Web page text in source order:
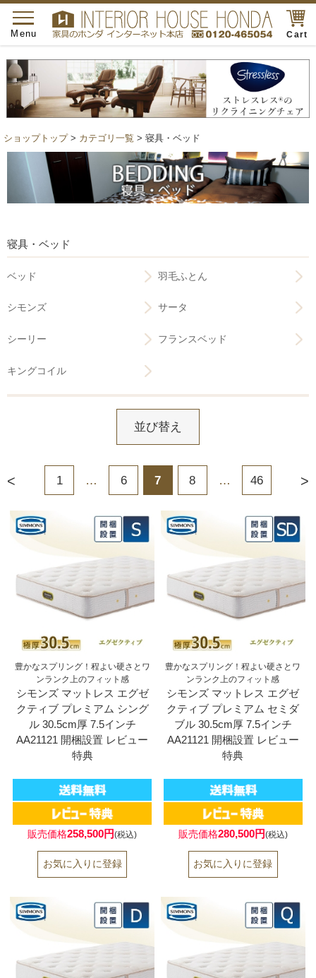
Cart
toggle
navigation
Menu
ショップトップ> カテゴリ一覧 > 寝具・ベッド
寝具・ベッド
ベッド 羽毛ふとん
シモンズ サータ
シーリー フランスベッド
キングコイル
並び替え
< >
1 … 6 7 8 … 46
豊かなスプリング！程よい硬さとワ
ンランク上のフィット感
シモンズ マットレス エグゼ
クティブ プレミアム シング
ル 30.5cm厚 7.5インチ
AA21121 開梱設置 レビュー
特典
販売価格258,500円(税込)
豊かなスプリング！程よい硬さとワ
ンランク上のフィット感
シモンズ マットレス エグゼ
クティブ プレミアム セミダ
ブル 30.5cm厚 7.5インチ
AA21121 開梱設置 レビュー
特典
販売価格280,500円(税込)